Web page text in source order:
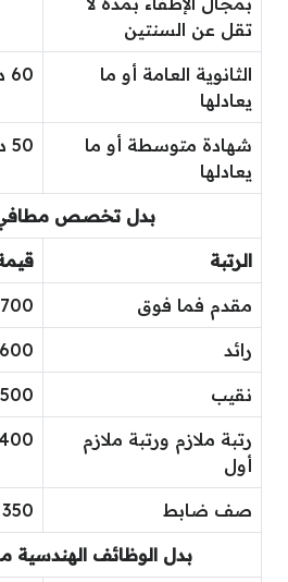
تقل عن السنتين
الثانوية العامة أو ما
يعادلها
60 دينارًا كويتيًا
شهادة متوسطة أو ما
يعادلها
50 دينارًا كويتيًا
بدل تخصص مطافي
الرتبة
مقدم فما فوق 700 دينار كويتي
رائد 600 دينار كويتي
نقيب 500 دينار كويتي
رتبة ملازم ورتبة ملازم
أول
400 دينار كويتي
صف ضابط 350 دينارًا كويتيًا
بدل الوظائف الهندسية